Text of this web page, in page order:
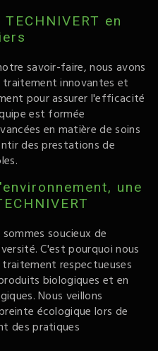
en
savoir-faire, nous avons
traitement innovantes et
pour assurer l'efficacité
est formée
en matière de soins
des prestations de
une
sommes soucieux de
C'est pourquoi nous
respectueuses
biologiques et en
Nous veillons
écologique lors de
des pratiques